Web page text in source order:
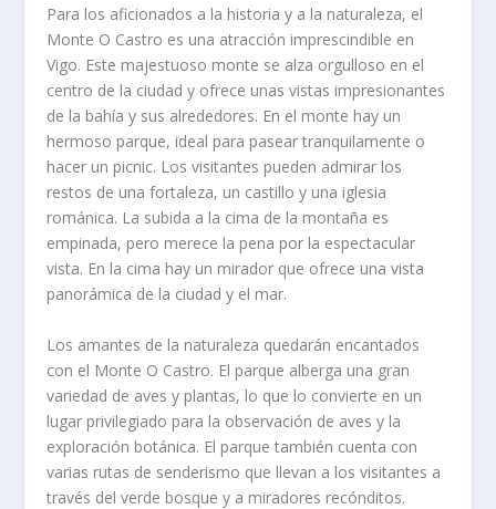
Para los aficionados a la historia y a la naturaleza, el
Monte O Castro es una atracción imprescindible en
Vigo. Este majestuoso monte se alza orgulloso en el
centro de la ciudad y ofrece unas vistas impresionantes
de la bahía y sus alrededores. En el monte hay un
hermoso parque, ideal para pasear tranquilamente o
hacer un picnic. Los visitantes pueden admirar los
restos de una fortaleza, un castillo y una iglesia
románica. La subida a la cima de la montaña es
empinada, pero merece la pena por la espectacular
vista. En la cima hay un mirador que ofrece una vista
panorámica de la ciudad y el mar.
Los amantes de la naturaleza quedarán encantados
con el Monte O Castro. El parque alberga una gran
variedad de aves y plantas, lo que lo convierte en un
lugar privilegiado para la observación de aves y la
exploración botánica. El parque también cuenta con
varias rutas de senderismo que llevan a los visitantes a
través del verde bosque y a miradores recónditos.